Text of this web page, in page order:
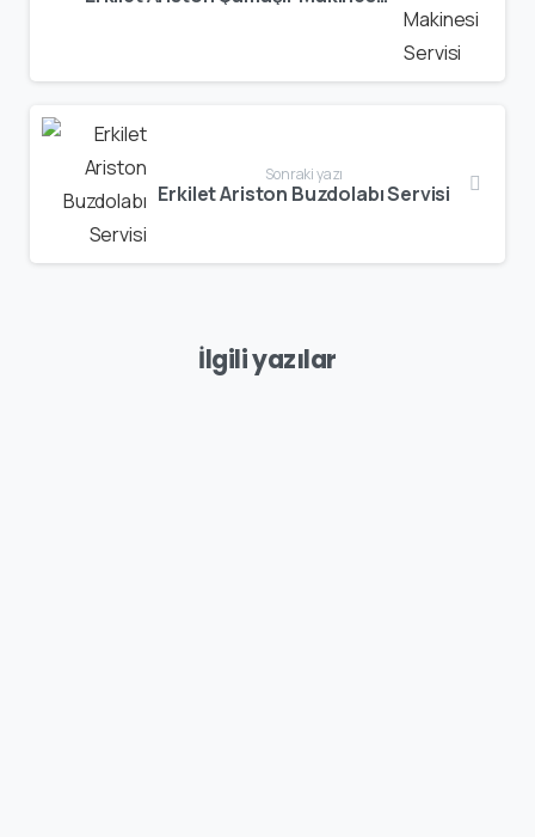
Sonraki yazı
Erkilet Ariston Buzdolabı Servisi
İlgili yazılar